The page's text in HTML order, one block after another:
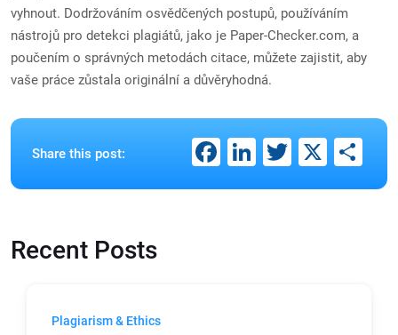
vyhnout. Dodržováním osvědčených postupů, používáním
nástrojů pro detekci plagiátů, jako je Paper-Checker.com, a
poučením o správných metodách citace, můžete zajistit, aby
vaše práce zůstala originální a důvěryhodná.
Share this post: Facebook
LinkedIn
Twitter
X
Recent Posts
Plagiarism & Ethics